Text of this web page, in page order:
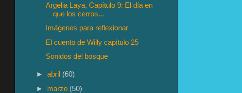
Argelia Laya, Capítulo 9: El día en
que los cerros...
Imágenes para reflexionar
El cuento de Willy capítulo 25
Sonidos del bosque
►abril (60)
► marzo (50)